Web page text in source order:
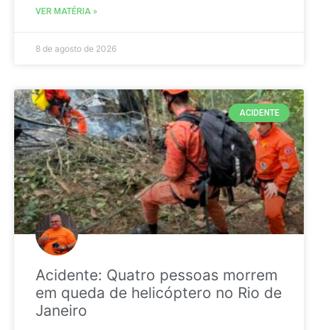
VER MATÉRIA »
8 de agosto de 2026
ACIDENTE
Acidente: Quatro pessoas morrem
em queda de helicóptero no Rio de
Janeiro